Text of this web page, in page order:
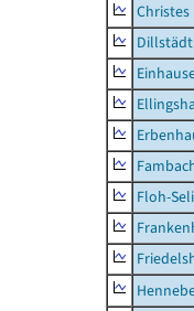
Christes
Dillstädt
Floh-